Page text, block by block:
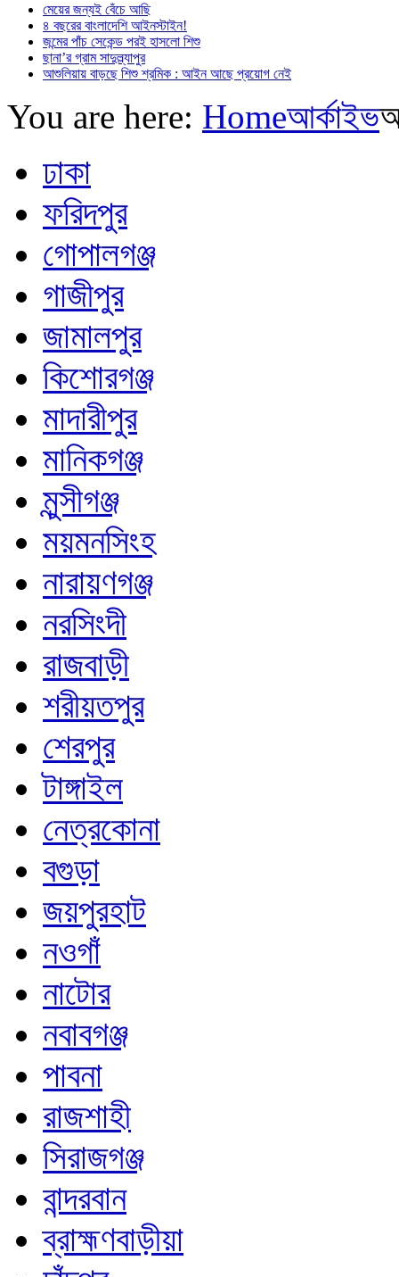
মেয়ের জন্যই বেঁচে আছি
৪ বছরের বাংলাদেশি আইনস্টাইন!
জন্মের পাঁচ সেকেন্ড পরই হাসলো শিশু
ছানা’র গ্রাম সাদুল্ল্যাপুর
আশুলিয়ায় বাড়ছে শিশু শ্রমিক : আইন আছে প্রয়োগ নেই
You are here: Homeআর্কাইভ
ঢাকা
ফরিদপুর
গোপালগঞ্জ
গাজীপুর
জামালপুর
কিশোরগঞ্জ
মাদারীপুর
মানিকগঞ্জ
মুন্সীগঞ্জ
ময়মনসিংহ
নারায়ণগঞ্জ
নরসিংদী
রাজবাড়ী
শরীয়তপুর
শেরপুর
টাঙ্গাইল
নেত্রকোনা
বগুড়া
জয়পুরহাট
নওগাঁ
নাটোর
নবাবগঞ্জ
পাবনা
রাজশাহী
সিরাজগঞ্জ
বান্দরবান
ব্রাহ্মণবাড়ীয়া